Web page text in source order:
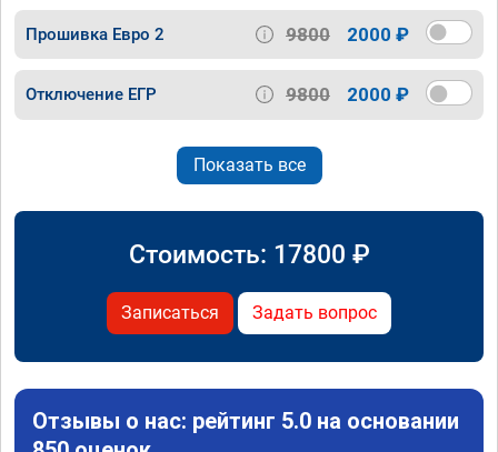
Прошивка Евро 2 9800 2000 ₽
Отключение ЕГР 9800 2000 ₽
Показать все
Стоимость: 17800 ₽
Записаться Задать вопрос
Отзывы о нас: рейтинг 5.0 на основании